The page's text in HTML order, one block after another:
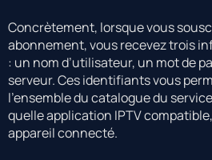
Concrètement, lorsque vous
abonnement, vous recevez trois
: un nom d’utilisateur, un mot de
serveur. Ces identifiants vous
l’ensemble du catalogue du
quelle application IPTV
appareil connecté.